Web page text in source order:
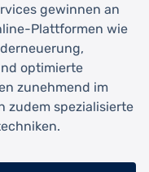
gewinnen an
Plattformen wie
optimierte
zunehmend im
zudem spezialisierte